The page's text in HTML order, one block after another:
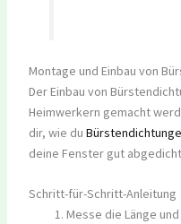
Montage und Einbau von
Der Einbau von
Heimwerkern gemacht
dir, wie du
deine Fenster gut
Schritt-für-Schritt-Anleitung
Messe die Länge